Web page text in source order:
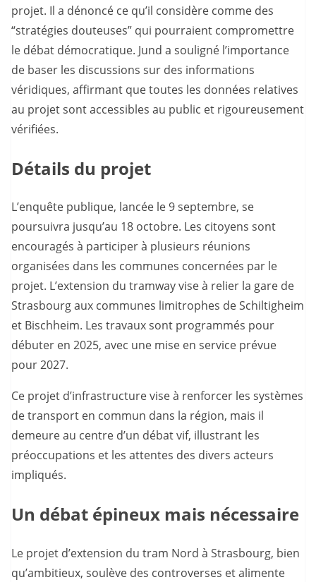
projet. Il a dénoncé ce qu’il considère comme des
“stratégies douteuses” qui pourraient compromettre
le débat démocratique. Jund a souligné l’importance
de baser les discussions sur des informations
véridiques, affirmant que toutes les données relatives
au projet sont accessibles au public et rigoureusement
vérifiées.
Détails du projet
L’enquête publique, lancée le 9 septembre, se
poursuivra jusqu’au 18 octobre. Les citoyens sont
encouragés à participer à plusieurs réunions
organisées dans les communes concernées par le
projet. L’extension du tramway vise à relier la gare de
Strasbourg aux communes limitrophes de Schiltigheim
et Bischheim. Les travaux sont programmés pour
débuter en 2025, avec une mise en service prévue
pour 2027.
Ce projet d’infrastructure vise à renforcer les systèmes
de transport en commun dans la région, mais il
demeure au centre d’un débat vif, illustrant les
préoccupations et les attentes des divers acteurs
impliqués.
Un débat épineux mais nécessaire
Le projet d’extension du tram Nord à Strasbourg, bien
qu’ambitieux, soulève des controverses et alimente